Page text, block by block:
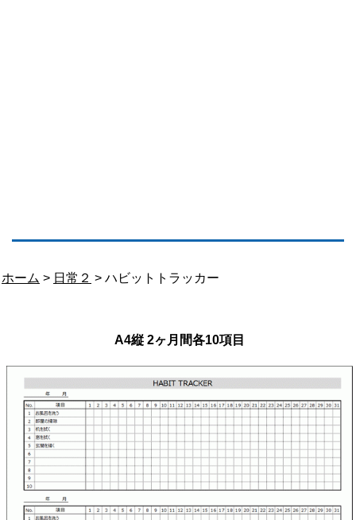
ホーム > 日常２ > ハビットトラッカー
A4縦 2ヶ月間各10項目